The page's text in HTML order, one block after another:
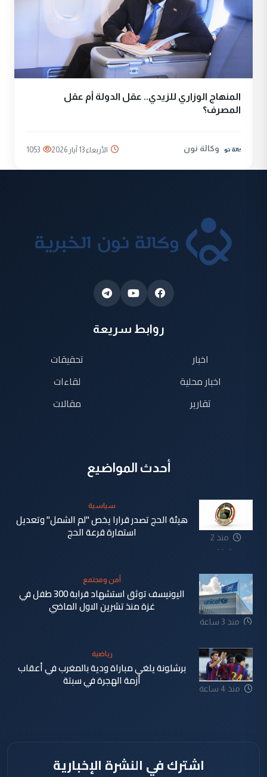
المنهاج الوزاري للزيدي.. عقل الدولة أم عقل
المصرف؟
وكالة نون الأربعاء 13 آيار 2026 1053
روابط سريعة
اخبار
اخبار محلية
تقارير
تحقيقات
لقاءات
مقالات
أحدث المواضيع
منذ 2
دقيقة
سياسية
هيئة الحج تصدر قرارا يخص "لم الشمل" وتعديل
استمارة قرعة الحج
منذ 3 ساعة
أمن ومجتمع
اليونيسف توثق استشهاد قرابة 300 طفل في
غزة منذ تشرين الاول الماضي
منذ 4 ساعة
رياضية
برشلونة يلغي مباراة ودية بالمغرب في أعقاب
أزمة الهجرة في سبتة
اشترك في النشرة الإخبارية